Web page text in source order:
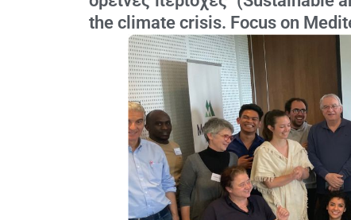
the climate crisis. Focus on